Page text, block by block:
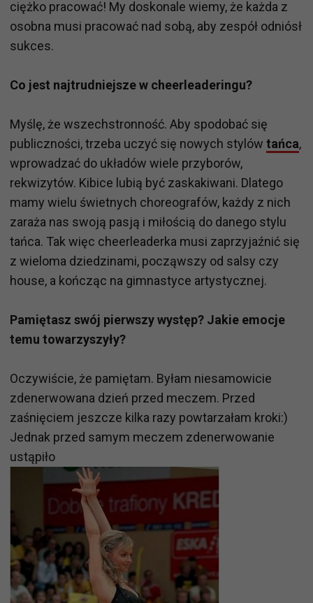
ciężko pracować! My doskonale wiemy, że każda z
osobna musi pracować nad sobą, aby zespół odniósł
sukces.
Co jest najtrudniejsze w cheerleaderingu?
Myślę, że wszechstronność. Aby spodobać się
publiczności, trzeba uczyć się nowych stylów tańca,
wprowadzać do układów wiele przyborów,
rekwizytów. Kibice lubią być zaskakiwani. Dlatego
mamy wielu świetnych choreografów, każdy z nich
zaraża nas swoją pasją i miłością do danego stylu
tańca. Tak więc cheerleaderka musi zaprzyjaźnić się
z wieloma dziedzinami, począwszy od salsy czy
house, a kończąc na gimnastyce artystycznej.
Pamiętasz swój pierwszy występ? Jakie emocje
temu towarzyszyły?
Oczywiście, że pamiętam. Byłam niesamowicie
zdenerwowana dzień przed meczem. Przed
zaśnięciem jeszcze kilka razy powtarzałam kroki:)
Jednak przed samym meczem zdenerwowanie
ustąpiło